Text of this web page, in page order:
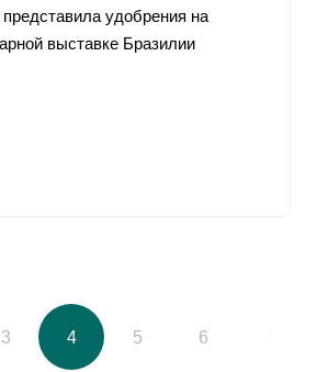
удобрения на
выставке Бразилии
3 4 5 6